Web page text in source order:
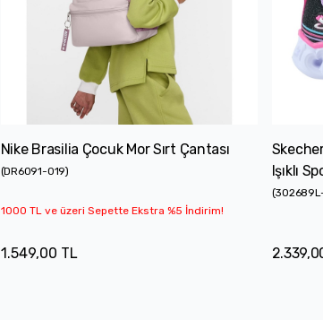
Nike Brasilia Çocuk Mor Sırt Çantası
(DR6091-019)
1000 TL ve üzeri Sepette Ekstra %5 İndirim!
1.549,00 TL
Işıklı
(